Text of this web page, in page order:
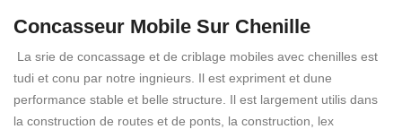
Concasseur Mobile Sur Chenille
La srie de concassage et de criblage mobiles avec chenilles est
tudi et conu par notre ingnieurs. Il est expriment et dune
performance stable et belle structure. Il est largement utilis dans
la construction de routes et de ponts, la construction, lex